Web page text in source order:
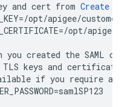
and cert from Create
opt/apigee/